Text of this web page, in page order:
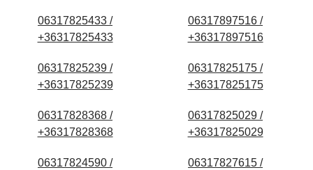
06317825433 /
+36317825433
06317897516 /
+36317897516
06317825239 /
+36317825239
06317825175 /
+36317825175
06317828368 /
+36317828368
06317825029 /
+36317825029
06317824590 /
06317827615 /